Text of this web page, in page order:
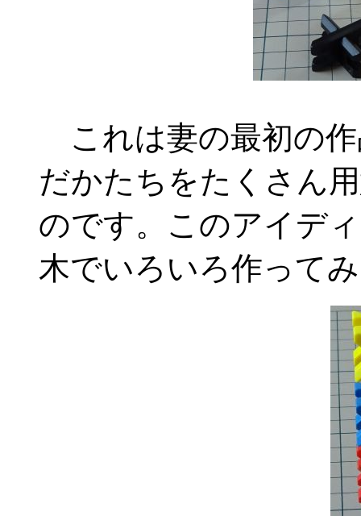
これは妻の最初の
だかたちをたくさん
のです。このアイデ
木でいろいろ作って